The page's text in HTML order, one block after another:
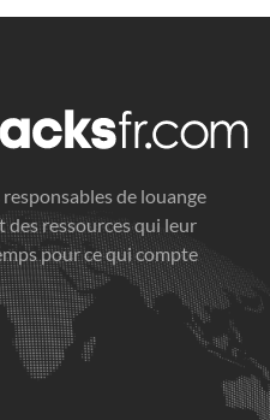
de louange
des ressources qui leur
pour ce qui compte